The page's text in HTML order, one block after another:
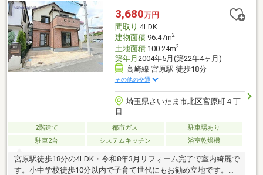
3,680万円
間取り 4LDK
建物面積96.47m2
土地面積100.24m2
築年月 2004年5月(築22年4ヶ月)
高崎線 宮原駅 徒歩18分
その他の交通
埼玉県さいたま市北区宮原町４丁
目
2階建て 都市ガス
駐車場あり
駐車2台
システムキッチン 浴室乾燥機
宮原駅徒歩18分の4LDK・令和8年3月リフォーム完了で室内綺麗で
す。小中学校徒歩10分以内で子育て世代にもお勧め立地です。駐